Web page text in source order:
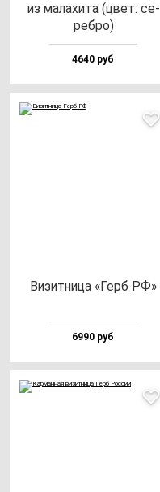
из ма­ла­хи­та (цвет: се­
реб­ро)
4640 руб
Визит­ни­ца «Герб РФ»
6990 руб